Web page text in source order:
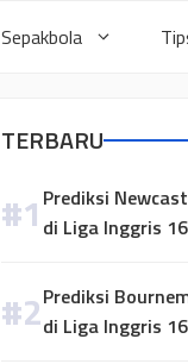
Sepakbola
TERBARU
Prediksi
di Liga Inggris
Prediksi
di Liga Inggris